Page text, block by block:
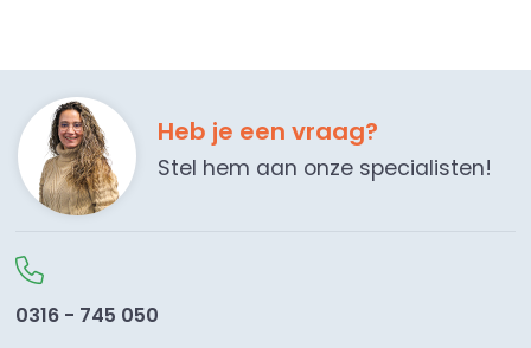
Heb je een vraag?
Stel hem aan onze specialisten!
0316 - 745 050